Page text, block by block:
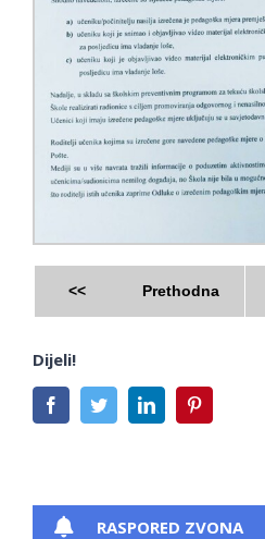
<< Prethodna
Dijeli!
FacebookTwitterLinkedIn
RASPORED ZVONA